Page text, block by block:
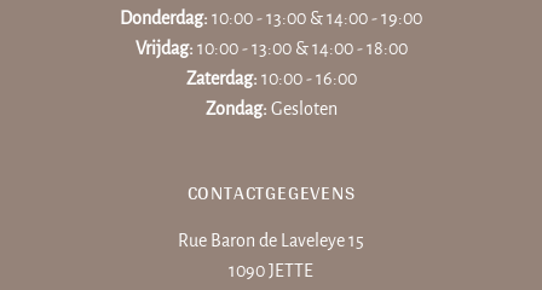
Donderdag: 10:00 - 13:00 & 14:00 - 19:00
Vrijdag: 10:00 - 13:00 & 14:00 - 18:00
Zaterdag: 10:00 - 16:00
Zondag: Gesloten
CONTACTGEGEVENS
Rue Baron de Laveleye 15
1090 JETTE